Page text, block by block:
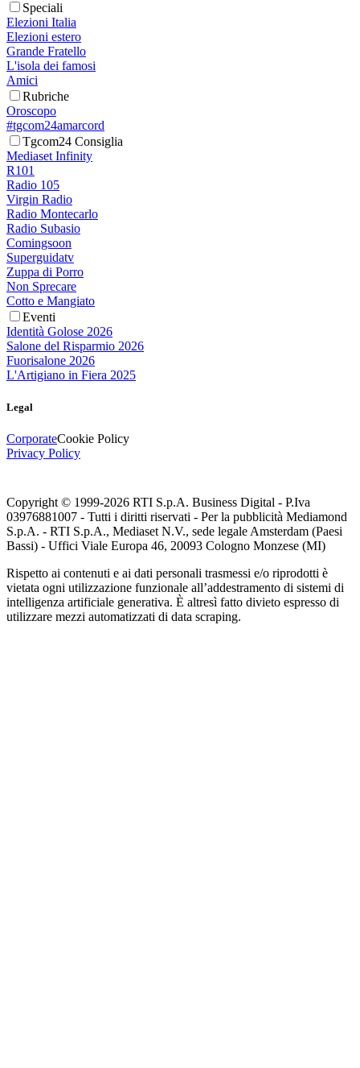
Speciali
Elezioni Italia
Elezioni estero
Grande Fratello
L'isola dei famosi
Amici
Rubriche
Oroscopo
#tgcom24amarcord
Tgcom24 Consiglia
Mediaset Infinity
R101
Radio 105
Virgin Radio
Radio Montecarlo
Radio Subasio
Comingsoon
Superguidatv
Zuppa di Porro
Non Sprecare
Cotto e Mangiato
Eventi
Identità Golose 2026
Salone del Risparmio 2026
Fuorisalone 2026
L'Artigiano in Fiera 2025
Legal
CorporateCookie Policy
Privacy Policy
Copyright © 1999-2026 RTI S.p.A. Business Digital - P.Iva
03976881007 - Tutti i diritti riservati - Per la pubblicità Mediamond
S.p.A. - RTI S.p.A., Mediaset N.V., sede legale Amsterdam (Paesi
Bassi) - Uffici Viale Europa 46, 20093 Cologno Monzese (MI)
Rispetto ai contenuti e ai dati personali trasmessi e/o riprodotti è
vietata ogni utilizzazione funzionale all’addestramento di sistemi di
intelligenza artificiale generativa. È altresì fatto divieto espresso di
utilizzare mezzi automatizzati di data scraping.